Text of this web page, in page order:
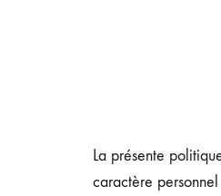
La présente
caractère